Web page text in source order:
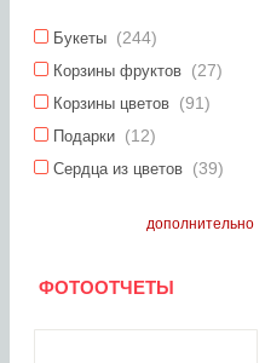
Букеты (244)
Корзины фруктов (27)
Корзины цветов (91)
Подарки (12)
Сердца из цветов (39)
дополнительно
ФОТООТЧЕТЫ